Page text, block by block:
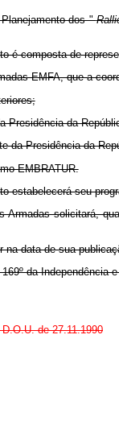
dos "
é composta de
EMFA, que a
Presidência da
da Presidência da
EMBRATUR.
estabelecerá seu
Armadas solicitará,
na data de sua
da Independência
de 27.11.1990